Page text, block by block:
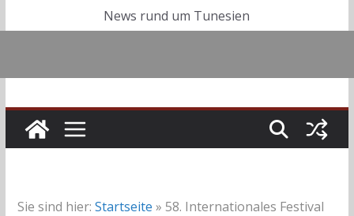
News rund um Tunesien
Sie sind hier: Startseite » 58. Internationales Festival